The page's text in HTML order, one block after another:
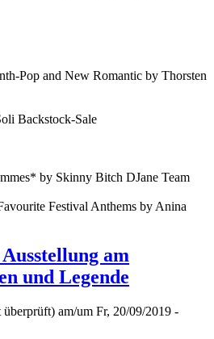
Pop and New Romantic by Thorsten
Backstock-Sale
by Skinny Bitch DJane Team
Festival Anthems by Anina
am
und Legende
überprüft) am/um Fr, 20/09/2019 -